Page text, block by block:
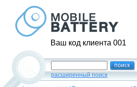
Ваш код клиента 001
расширенный поиск